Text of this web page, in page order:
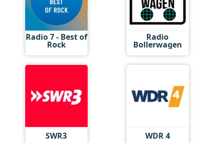
Radio 7 - Best of
Rock
Radio
Bollerwagen
SWR3 WDR 4